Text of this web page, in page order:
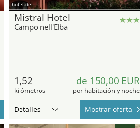
hotel.de
Mistral Hotel
Campo nell'Elba
1,52
kilómetros
de 150,00 EUR
por habitación y noche
Detalles Mostrar oferta